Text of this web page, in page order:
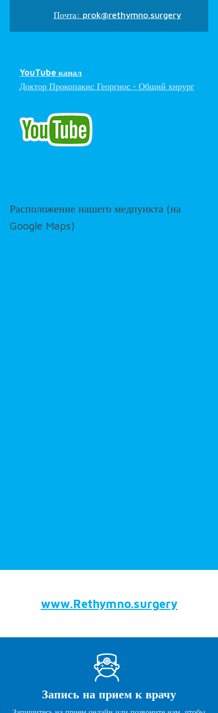
Почта: prok@rethymno.surgery
YouTube канал
Доктор Прокопакис Георгиос - Общий хирург
Расположение нашего медпункта (на
Google Maps)
www.Rethymno.surgery
Запись на прием к врачу